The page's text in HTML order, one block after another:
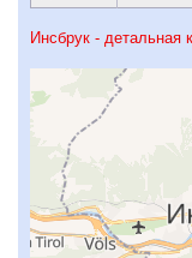
Инсбрук - детальная